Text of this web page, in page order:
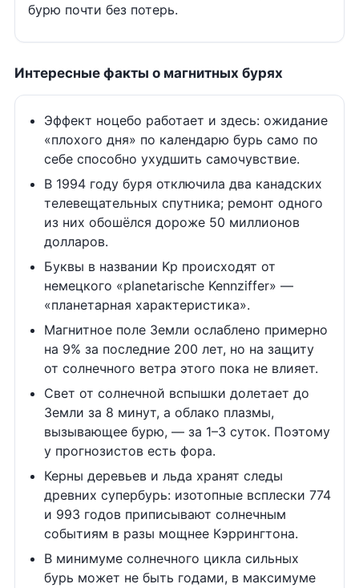
бурю почти без потерь.
Интересные факты о магнитных бурях
Эффект ноцебо работает и здесь: ожидание
«плохого дня» по календарю бурь само по
себе способно ухудшить самочувствие.
В 1994 году буря отключила два канадских
телевещательных спутника; ремонт одного
из них обошёлся дороже 50 миллионов
долларов.
Буквы в названии Kp происходят от
немецкого «planetarische Kennziffer» —
«планетарная характеристика».
Магнитное поле Земли ослаблено примерно
на 9% за последние 200 лет, но на защиту
от солнечного ветра этого пока не влияет.
Свет от солнечной вспышки долетает до
Земли за 8 минут, а облако плазмы,
вызывающее бурю, — за 1–3 суток. Поэтому
у прогнозистов есть фора.
Керны деревьев и льда хранят следы
древних супербурь: изотопные всплески 774
и 993 годов приписывают солнечным
событиям в разы мощнее Кэррингтона.
В минимуме солнечного цикла сильных
бурь может не быть годами, в максимуме